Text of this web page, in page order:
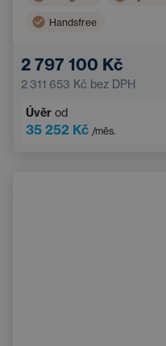
Handsfree
2 797 100 Kč
2 311 653 Kč bez DPH
Úvěr od
35 252 Kč /měs.